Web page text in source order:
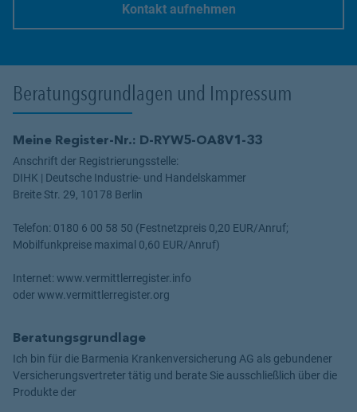
Kontakt aufnehmen
Beratungsgrundlagen und Impressum
Meine Register-Nr.: D-RYW5-OA8V1-33
Anschrift der Registrierungsstelle:
DIHK | Deutsche Industrie- und Handelskammer
Breite Str. 29, 10178 Berlin
Telefon: 0180 6 00 58 50 (Festnetzpreis 0,20 EUR/Anruf;
Mobilfunkpreise maximal 0,60 EUR/Anruf)
Internet: www.vermittlerregister.info
oder www.vermittlerregister.org
Beratungsgrundlage
Ich bin für die Barmenia Krankenversicherung AG als gebundener
Versicherungsvertreter tätig und berate Sie ausschließlich über die
Produkte der